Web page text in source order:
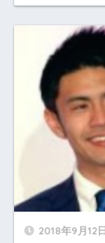
2018年9月12日